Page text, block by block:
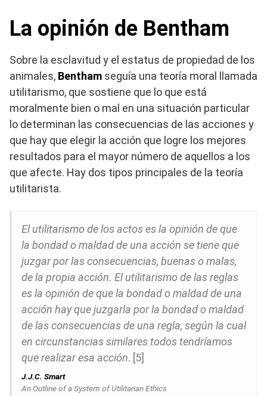
La opinión de Bentham
Sobre la esclavitud y el estatus de propiedad de los
animales, Bentham seguía una teoría moral llamada
utilitarismo, que sostiene que lo que está
moralmente bien o mal en una situación particular
lo determinan las consecuencias de las acciones y
que hay que elegir la acción que logre los mejores
resultados para el mayor número de aquellos a los
que afecte. Hay dos tipos principales de la teoría
utilitarista.
El utilitarismo de los actos es la opinión de que
la bondad o maldad de una acción se tiene que
juzgar por las consecuencias, buenas o malas,
de la propia acción. El utilitarismo de las reglas
es la opinión de que la bondad o maldad de una
acción hay que juzgarla por la bondad o maldad
de las consecuencias de una regla, según la cual
en circunstancias similares todos tendríamos
que realizar esa acción. [5]
J.J.C. Smart
An Outline of a System of Utilitarian Ethics